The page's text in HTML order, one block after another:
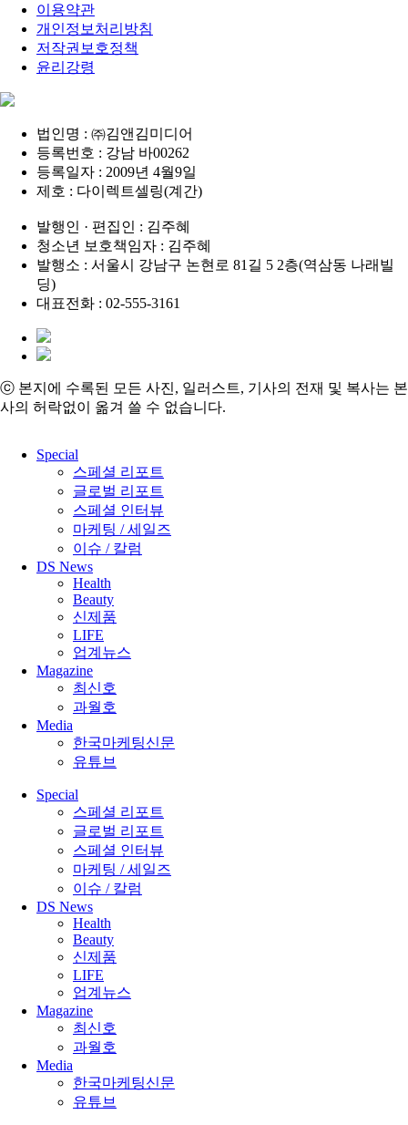
이용약관
개인정보처리방침
저작권보호정책
윤리강령
법인명 : ㈜김앤김미디어
등록번호 : 강남 바00262
등록일자 : 2009년 4월9일
제호 : 다이렉트셀링(계간)
발행인 · 편집인 : 김주혜
청소년 보호책임자 : 김주혜
발행소 : 서울시 강남구 논현로 81길 5 2층(역삼동 나래빌
딩)
대표전화 : 02-555-3161
ⓒ 본지에 수록된 모든 사진, 일러스트, 기사의 전재 및 복사는 본
사의 허락없이 옮겨 쓸 수 없습니다.
Close
Special
스페셜 리포트
글로벌 리포트
스페셜 인터뷰
마케팅 / 세일즈
이슈 / 칼럼
DS News
Health
Beauty
신제품
LIFE
업계뉴스
Magazine
최신호
과월호
Media
한국마케팅신문
유튜브
Special
스페셜 리포트
글로벌 리포트
스페셜 인터뷰
마케팅 / 세일즈
이슈 / 칼럼
DS News
Health
Beauty
신제품
LIFE
업계뉴스
Magazine
최신호
과월호
Media
한국마케팅신문
유튜브